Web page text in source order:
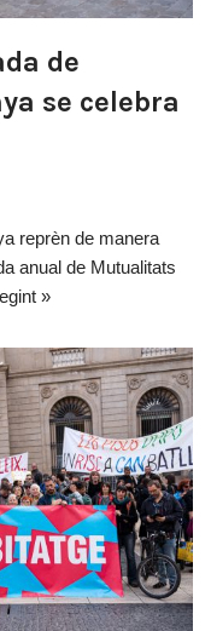
de
se celebra
reprèn de manera
anual de Mutualitats
»